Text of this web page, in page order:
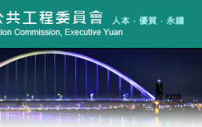
行政院公共工